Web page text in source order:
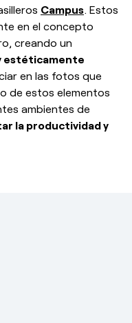
Campus . Estos
en el concepto
creando un
estéticamente
en las fotos que
de estos elementos
ambientes de
la productividad y